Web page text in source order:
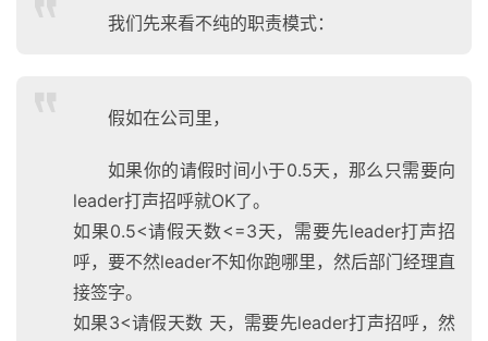
我们先来看不纯的职责模式：
假如在公司里，
如果你的请假时间小于0.5天，那么只需要向
leader打声招呼就OK了。
如果0.5<请假天数<=3天，需要先leader打声招
呼，要不然leader不知你跑哪里，然后部门经理直
接签字。
如果3<请假天数 天，需要先leader打声招呼，然